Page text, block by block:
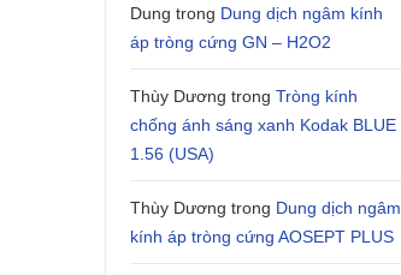
Dung trong Dung dịch ngâm kính
áp tròng cứng GN – H2O2
Thùy Dương trong Tròng kính
chống ánh sáng xanh Kodak BLUE
1.56 (USA)
Thùy Dương trong Dung dịch ngâm
kính áp tròng cứng AOSEPT PLUS